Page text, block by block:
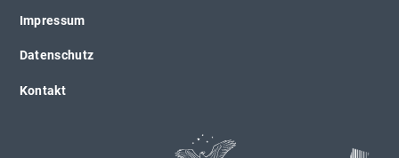
Impressum
Datenschutz
Kontakt